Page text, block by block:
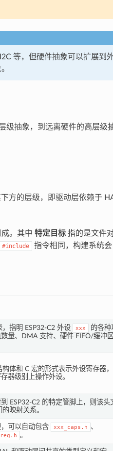
等，但硬件抽象可以扩展到
级抽象，到远离硬件的高层级
方的层级，即驱动层依赖于
。其中 特定目标指的是文件
#include
指令相同，构建系统
指明 ESP32-C2 外设 xxx
的各种
量、DMA 支持、硬件 FIFO/缓冲
体和 C 宏的形式表示外设寄存器
器级别上操作外设。
ESP32-C2 的特定管脚上，则该头
映射关系。
可以自动包含 xxx_caps.h 、
。